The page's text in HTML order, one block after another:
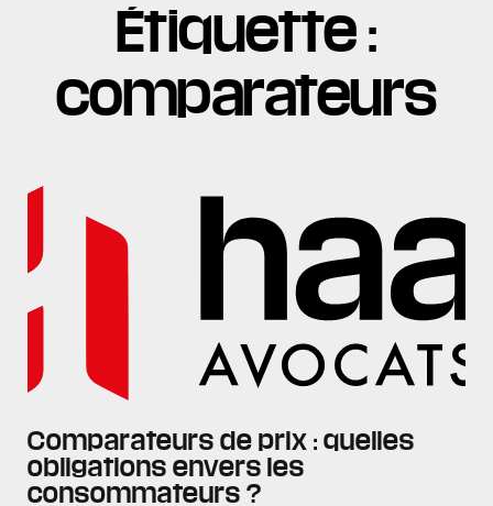
Étiquette :
comparateurs
Comparateurs de prix : quelles
obligations envers les
consommateurs ?